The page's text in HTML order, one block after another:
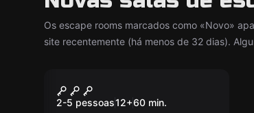
Os escape rooms marcados como «Novo»
site recentemente (há menos de 32 dias).
Novo
O Crime do Padre
Amaro
2-5 pessoas12+60 min.